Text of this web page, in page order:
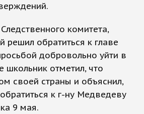
комитета,
решил обратиться к главе
добровольно уйти в
школьник отметил, что
своей страны и объяснил,
к г-ну Медведеву
9 мая.